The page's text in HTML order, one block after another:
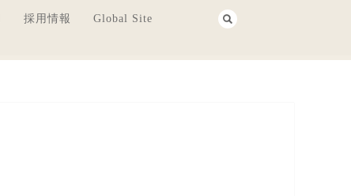
採用情報 Global Site